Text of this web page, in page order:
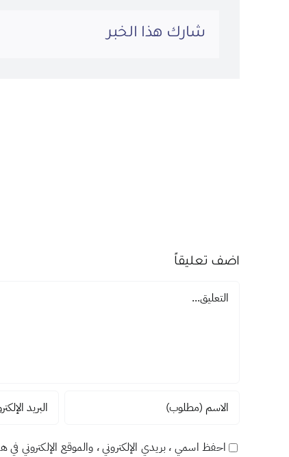
شارك هذا الخبر
اضف تعليقاً
تعليق
احفظ اسمي ، بريدي الإلكتروني ، والموقع الإلكتروني